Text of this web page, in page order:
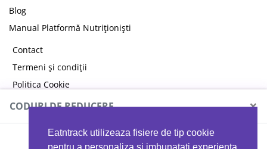
Eatntrack utilizeaza fisiere de tip cookie
Blog
Manual Platformă Nutriționiști
Contact
Termeni și condiții
Politica Cookie
Politica de confidențialitate
CODURI DE REDUCERE ×